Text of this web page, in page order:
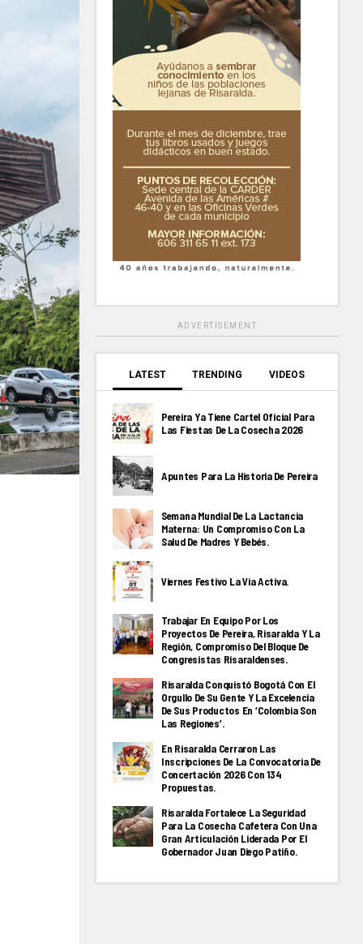
ADVERTISEMENT
LATEST TRENDING VIDEOS
Pereira Ya Tiene Cartel Oficial Para
Las Fiestas De La Cosecha 2026
Apuntes Para La Historia De Pereira
Semana Mundial De La Lactancia
Materna: Un Compromiso Con La
Salud De Madres Y Bebés.
Viernes Festivo La Via Activa.
Trabajar En Equipo Por Los
Proyectos De Pereira, Risaralda Y La
Región, Compromiso Del Bloque De
Congresistas Risaraldenses.
Risaralda Conquistó Bogotá Con El
Orgullo De Su Gente Y La Excelencia
De Sus Productos En ‘Colombia Son
Las Regiones’.
En Risaralda Cerraron Las
Inscripciones De La Convocatoria De
Concertación 2026 Con 134
Propuestas.
Risaralda Fortalece La Seguridad
Para La Cosecha Cafetera Con Una
Gran Articulación Liderada Por El
Gobernador Juan Diego Patiño.